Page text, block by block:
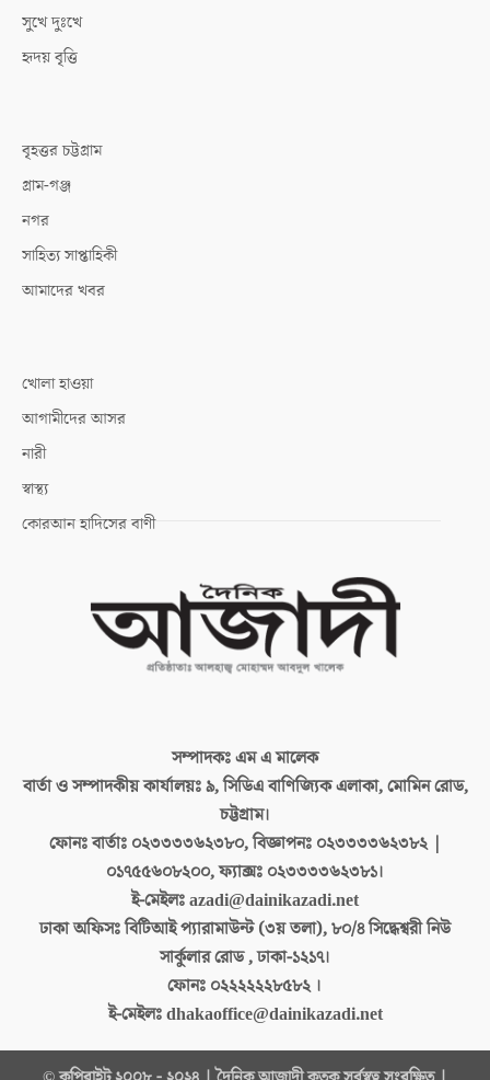
সুখে দুঃখে
হৃদয় বৃত্তি
বৃহত্তর চট্টগ্রাম
গ্রাম-গঞ্জ
নগর
সাহিত্য সাপ্তাহিকী
আমাদের খবর
খোলা হাওয়া
আগামীদের আসর
নারী
স্বাস্থ্য
কোরআন হাদিসের বাণী
সম্পাদকঃএম এ মালেক
বার্তা ও সম্পাদকীয় কার্যালয়ঃ৯, সিডিএ বাণিজ্যিক এলাকা, মোমিন রোড,
চট্টগ্রাম।
ফোনঃ বার্তাঃ ০২৩৩৩৩৬২৩৮০, বিজ্ঞাপনঃ ০২৩৩৩৩৬২৩৮২ |
০১৭৫৫৬০৮২০০, ফ্যাক্সঃ ০২৩৩৩৩৬২৩৮১।
ই-মেইলঃazadi@dainikazadi.net
ঢাকা অফিসঃবিটিআই প্যারামাউন্ট (৩য় তলা), ৮০/৪ সিদ্ধেশ্বরী নিউ
সার্কুলার রোড , ঢাকা-১২১৭।
ফোনঃ ০২২২২২২৮৫৮২ ।
ই-মেইলঃdhakaoffice@dainikazadi.net